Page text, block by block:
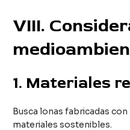
VIII.
1. Materiales
Busca lonas fabricadas
materiales sostenibles.